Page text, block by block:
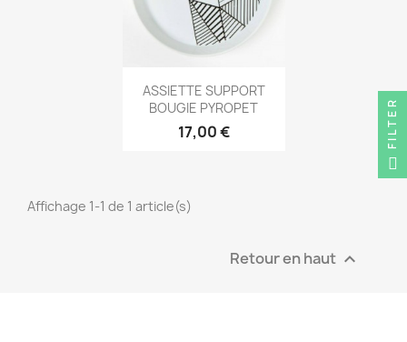
Aperçu rapide
ASSIETTE SUPPORT
BOUGIE PYROPET
17,00 €
Affichage 1-1 de 1 article(s)
Retour en haut 
FILTER